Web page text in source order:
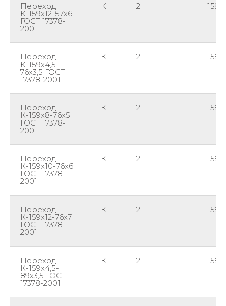
Переход
К-159х12-57х6
ГОСТ 17378-
2001
К 2 159
Переход
К-159х4,5-
76х3,5 ГОСТ
17378-2001
К 2 159
Переход
К-159х8-76х5
ГОСТ 17378-
2001
К 2 159
Переход
К-159х10-76х6
ГОСТ 17378-
2001
К 2 159
Переход
К-159х12-76х7
ГОСТ 17378-
2001
К 2 159
Переход
К-159х4,5-
89х3,5 ГОСТ
17378-2001
К 2 159